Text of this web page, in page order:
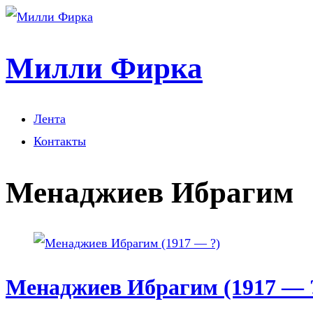
Милли Фирка
Лента
Контакты
Менаджиев Ибрагим
Менаджиев Ибрагим (1917 —